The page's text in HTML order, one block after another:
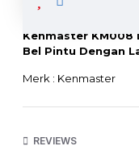
Kenmaster KM008
Bel Pintu Dengan
Merk : Kenmaster
Model : Door Bell
Alarm : 31 Suara bel
REVIEWS